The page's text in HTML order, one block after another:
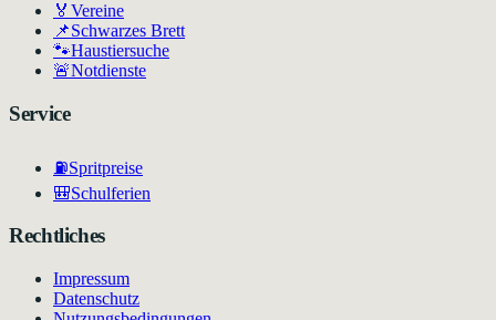
🏅 Vereine
📌Schwarzes Brett
🐾Haustiersuche
🚨Notdienste
Service
⛽Spritpreise
🎒Schulferien
Rechtliches
Impressum
Datenschutz